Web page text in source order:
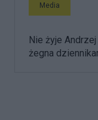
Media
Nie żyje
żegna